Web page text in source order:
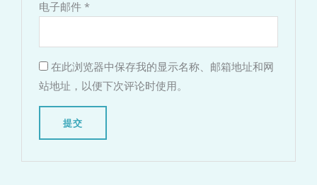
电子邮件*
在此浏览器中保存我的显示名称、邮箱地址和网
站地址，以便下次评论时使用。